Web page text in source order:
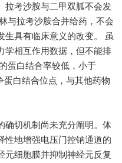
拉考沙胺与二甲双胍不会发
与拉考沙胺合并给药，不会
生具有临床意义的改变。 虽
学相互作用数据，但不能排
蛋白结合率较低，小于
蛋白结合位点，与其他药物
确切机制尚未充分阐明。体
性地增强电压门控钠通道的
元细胞膜并抑制神经元反复